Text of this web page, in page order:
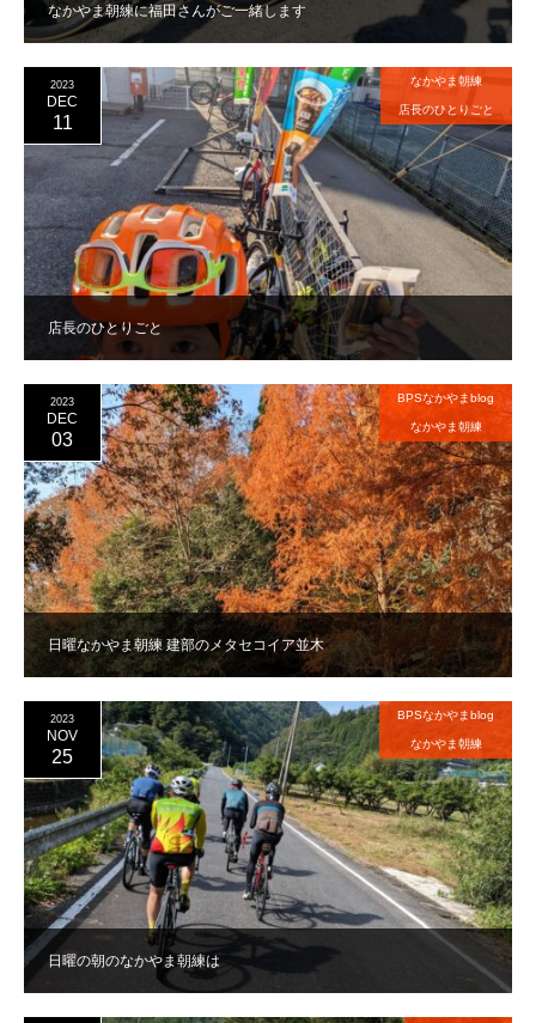
なかやま朝練に福田さんがご一緒します
店長のひとりごと
2023
DEC
11
なかやま朝練
店長のひとりごと
日曜なかやま朝練 建部のメタセコイア並木
2023
DEC
03
BPSなかやまblog
なかやま朝練
日曜の朝のなかやま朝練は
2023
NOV
25
BPSなかやまblog
なかやま朝練